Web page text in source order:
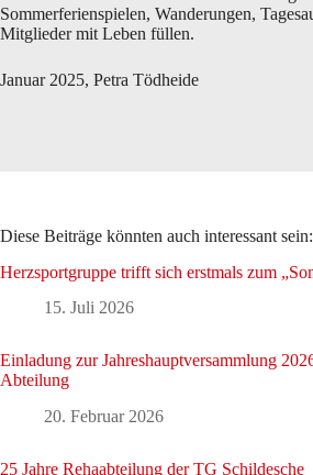
Sommerferienspielen, Wanderungen,
Mitglieder mit Leben füllen.
Januar 2025, Petra Tödheide
Diese Beiträge könnten auch interessant sein:
Herzsportgruppe trifft sich erstmals zum
15. Juli 2026
Einladung zur Jahreshauptversammlung
Abteilung
20. Februar 2026
25 Jahre Rehaabteilung der TG Schildesche